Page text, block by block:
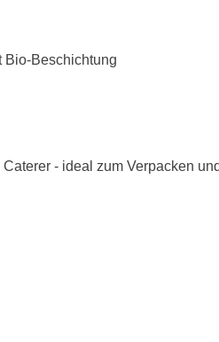
Bio-Beschichtung
- ideal zum Verpacken